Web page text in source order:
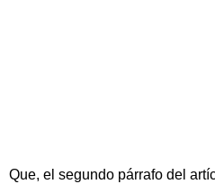
Que, el segundo párrafo del